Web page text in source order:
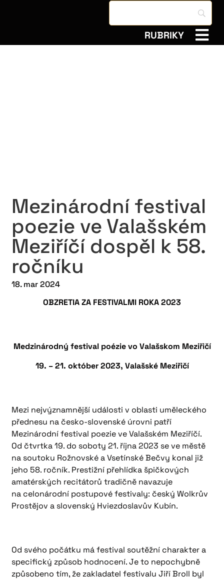
RUBRIKY
Mezinárodní festival
poezie ve Valašském
Meziříčí dospěl k 58.
ročníku
18. mar 2024
OBZRETIA ZA FESTIVALMI ROKA 2023
Medzinárodný festival poézie vo Valašskom Meziřičí
19. – 21. október 2023, Valašské Meziřičí
Mezi nejvýznamnější události v oblasti uměleckého
přednesu na česko-slovenské úrovni patří
Mezinárodní festival poezie ve Valašském Meziříčí.
Od čtvrtka 19. do soboty 21. října 2023 se ve městě
na soutoku Rožnovské a Vsetínské Bečvy konal již
jeho 58. ročník. Prestižní přehlídka špičkových
amatérských recitátorů tradičně navazuje
na celonárodní postupové festivaly: český Wolkrův
Prostějov a slovenský Hviezdoslavův Kubín.
Od svého počátku má festival soutěžní charakter a
specifický způsob hodnocení. Je to nepochybně
způsobeno tím, že zakladatel festivalu Jiří Broll byl